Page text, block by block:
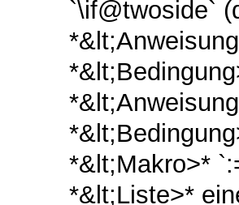
`\if@twoside`
*&lt;Makro>*
*&lt;Liste>*